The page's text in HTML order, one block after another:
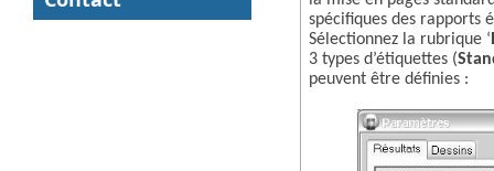
spécifiques des rapports
Sélectionnez la rubrique ‘
3 types d’étiquettes (
peuvent être définies :